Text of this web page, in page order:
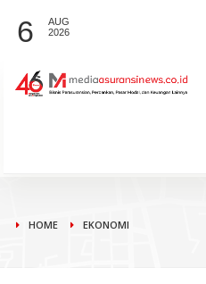
6
AUG
2026
HOME EKONOMI